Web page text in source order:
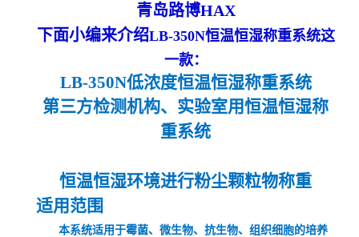
青岛路博HAX
下面小编来介绍LB-350N恒温恒湿称重系统这
一款：
LB-350N低浓度恒温恒湿称重系统
第三方检测机构、实验室用恒温恒湿称
重系统
恒温恒湿环境进行粉尘颗粒物称重
适用范围
本系统适用于霉菌、微生物、抗生物、组织细胞的培养